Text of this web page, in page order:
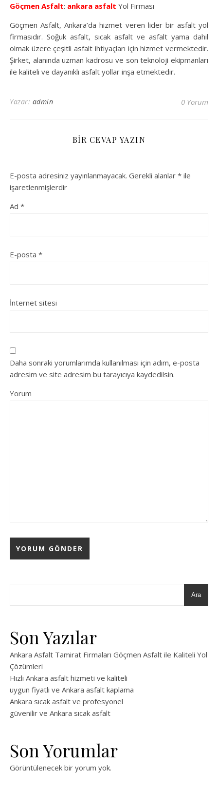
Göçmen Asfalt: ankara asfalt Yol Firması
Göçmen Asfalt, Ankara’da hizmet veren lider bir asfalt yol
firmasıdır. Soğuk asfalt, sıcak asfalt ve asfalt yama dahil
olmak üzere çeşitli asfalt ihtiyaçları için hizmet vermektedir.
Şirket, alanında uzman kadrosu ve son teknoloji ekipmanları
ile kaliteli ve dayanıklı asfalt yollar inşa etmektedir.
Yazar: admin 0 Yorum
BIR CEVAP YAZIN
E-posta adresiniz yayınlanmayacak. Gerekli alanlar * ile
işaretlenmişlerdir
Ad *
E-posta *
İnternet sitesi
Daha sonraki yorumlarımda kullanılması için adım, e-posta
adresim ve site adresim bu tarayıcıya kaydedilsin.
Yorum
Ara
Son Yazılar
Ankara Asfalt Tamirat Firmaları Göçmen Asfalt ile Kaliteli Yol
Çözümleri
Hızlı Ankara asfalt hizmeti ve kaliteli
uygun fiyatlı ve Ankara asfalt kaplama
Ankara sıcak asfalt ve profesyonel
güvenilir ve Ankara sıcak asfalt
Son Yorumlar
Görüntülenecek bir yorum yok.